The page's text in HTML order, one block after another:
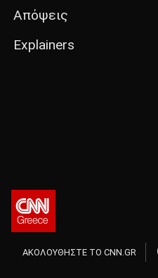
Απόψεις
Explainers
ΑΚΟΛΟΥΘΗΣΤΕ ΤΟ CNN.GR